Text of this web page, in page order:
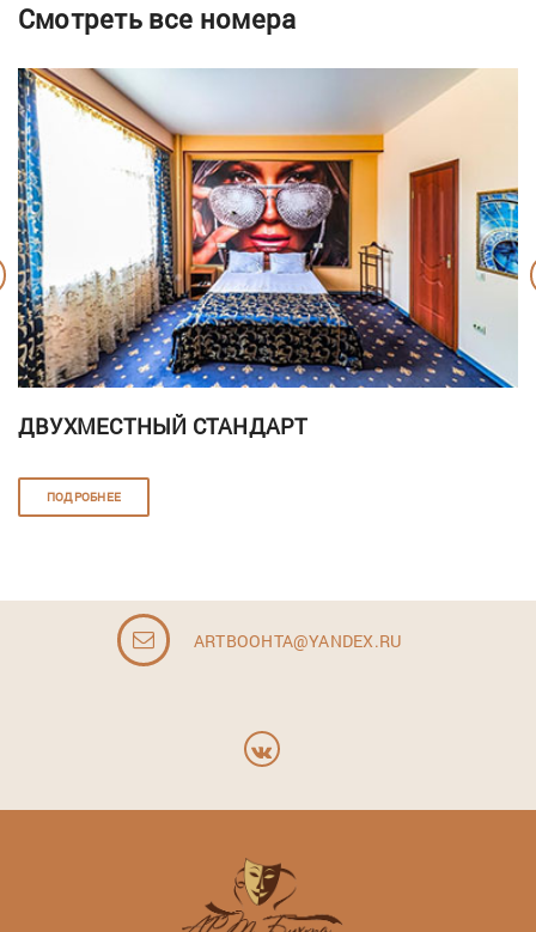
Смотреть все номера
ДВУХМЕСТНЫЙ СТАНДАРТ
ПОДРОБНЕЕ
ARTBOOHTA@YANDEX.RU